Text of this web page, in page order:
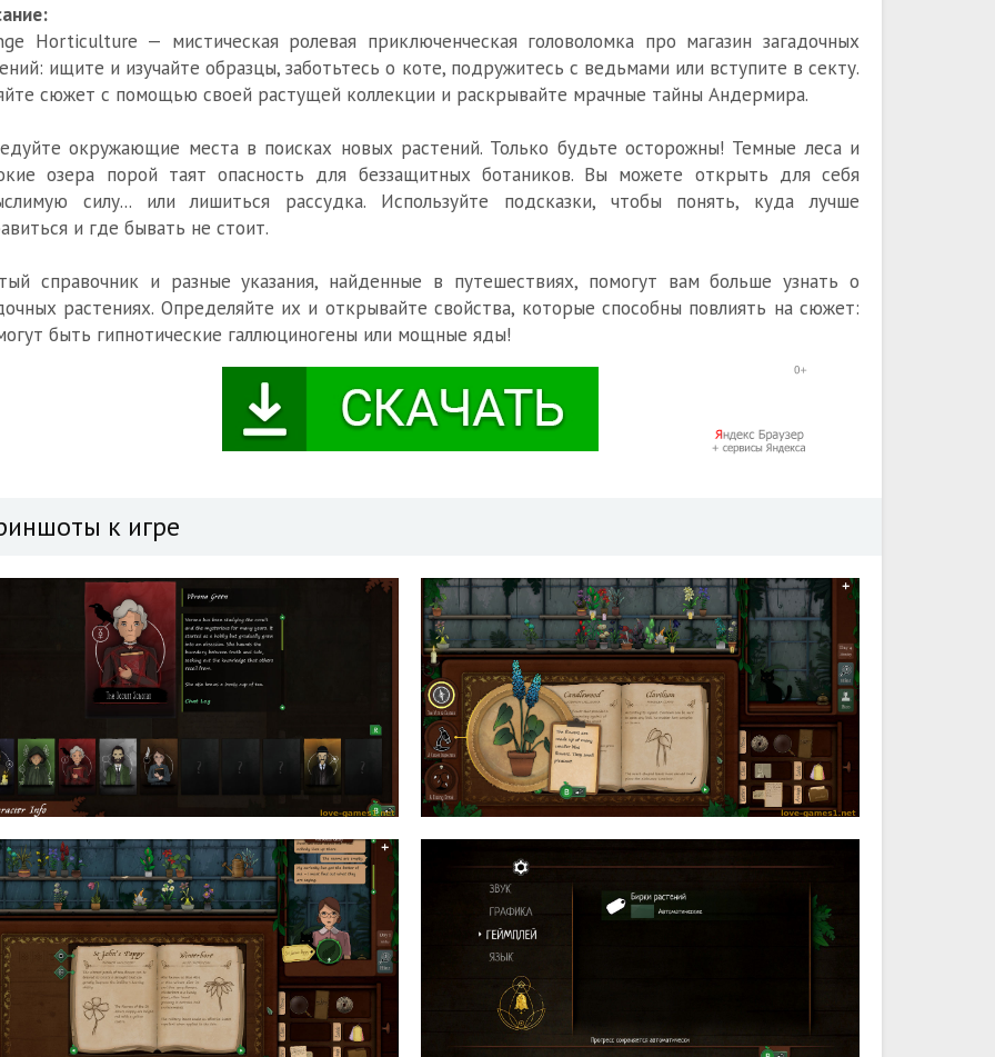
Horticulture — мистическая ролевая приключенческая головоломка про магазин загадочных
ищите и изучайте образцы, заботьтесь о коте, подружитесь с ведьмами или вступите в секту.
сюжет с помощью своей растущей коллекции и раскрывайте мрачные тайны Андермира.
окружающие места в поисках новых растений. Только будьте осторожны! Темные леса и
озера порой таят опасность для беззащитных ботаников. Вы можете открыть для себя
силу... или лишиться рассудка. Используйте подсказки, чтобы понять, куда лучше
и где бывать не стоит.
справочник и разные указания, найденные в путешествиях, помогут вам больше узнать о
растениях. Определяйте их и открывайте свойства, которые способны повлиять на сюжет:
быть гипнотические галлюциногены или мощные яды!
к игре